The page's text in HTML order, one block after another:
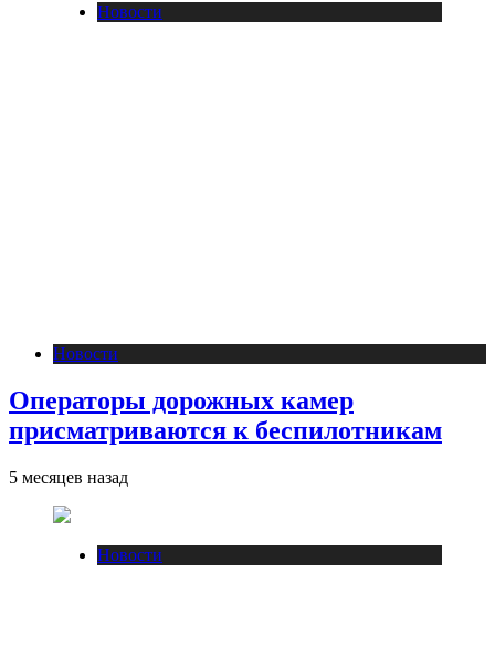
Новости
Новости
Операторы дорожных камер
присматриваются к беспилотникам
5 месяцев назад
Новости